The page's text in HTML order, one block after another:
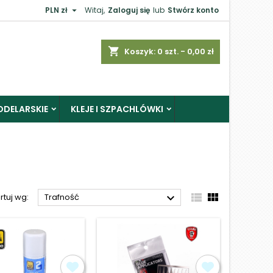
Witaj, Zaloguj się lub Stwórz konto
PLN zł 
shopping_cart Koszyk: 0 szt. - 0,00 zł
KLEJE I SZPACHLÓWKI
wg: Trafność   